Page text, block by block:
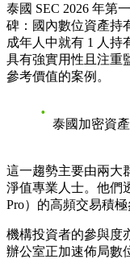
泰國 SEC 2026 年第
碑：國內數位資產持
成年人中就有 1 人持
具有強實用性且注重
參考價值的案例。
泰國加密資
這一趨勢主要由兩大
淨值專業人士。他們
Pro）的高頻交易積極
機構投資者的參與度
辦公室正加速佈局數